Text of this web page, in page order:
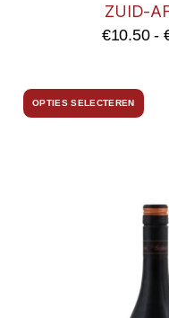
ZUID-
€10.50 -
OPTIES SELECTEREN